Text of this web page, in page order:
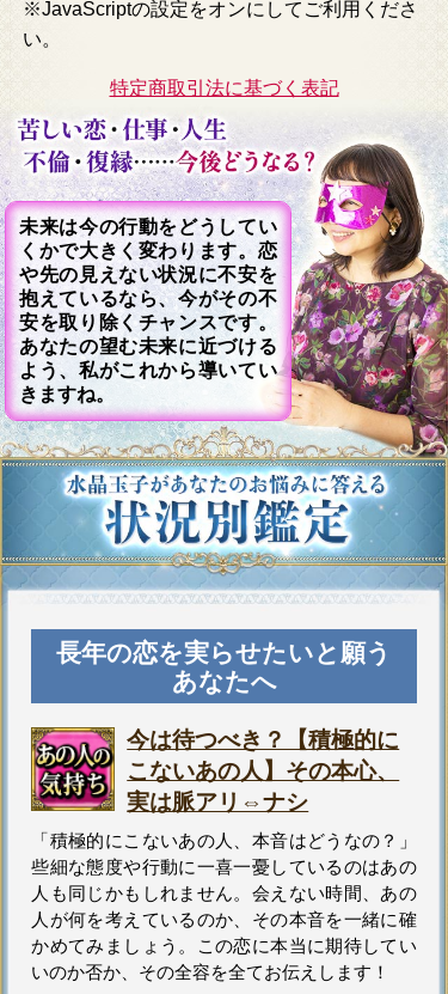
※JavaScriptの設定をオンにしてご利用くださ
い。
特定商取引法に基づく表記
未来は今の行動をどうしてい
くかで大きく変わります。恋
や先の見えない状況に不安を
抱えているなら、今がその不
安を取り除くチャンスです。
あなたの望む未来に近づける
よう、私がこれから導いてい
きますね。
長年の恋を実らせたいと願う
あなたへ
今は待つべき？【積極的に
こないあの人】その本心、
実は脈アリ⇔ナシ
「積極的にこないあの人、本音はどうなの？」
些細な態度や行動に一喜一憂しているのはあの
人も同じかもしれません。会えない時間、あの
人が何を考えているのか、その本音を一緒に確
かめてみましょう。この恋に本当に期待してい
いのか否か、その全容を全てお伝えします！